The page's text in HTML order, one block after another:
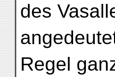
des
Regel